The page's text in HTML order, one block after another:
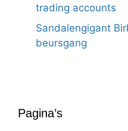
trading accounts
Sandalengigant
beursgang
Pagina’s